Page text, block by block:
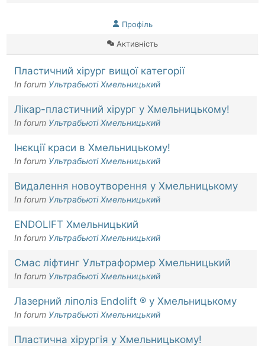
Профіль
Активність
Пластичний хірург вищої категорії
In forum Ультрабьюті Хмельницький
Лікар-пластичний хірург у Хмельницькому!
In forum Ультрабьюті Хмельницький
Інєкції краси в Хмельницькому!
In forum Ультрабьюті Хмельницький
Видалення новоутворення у Хмельницькому
In forum Ультрабьюті Хмельницький
ENDOLIFT Хмельницький
In forum Ультрабьюті Хмельницький
Смас ліфтинг Ультраформер Хмельницький
In forum Ультрабьюті Хмельницький
Лазерний ліполіз Endolift ® у Хмельницькому
In forum Ультрабьюті Хмельницький
Пластична хірургія у Хмельницькому!